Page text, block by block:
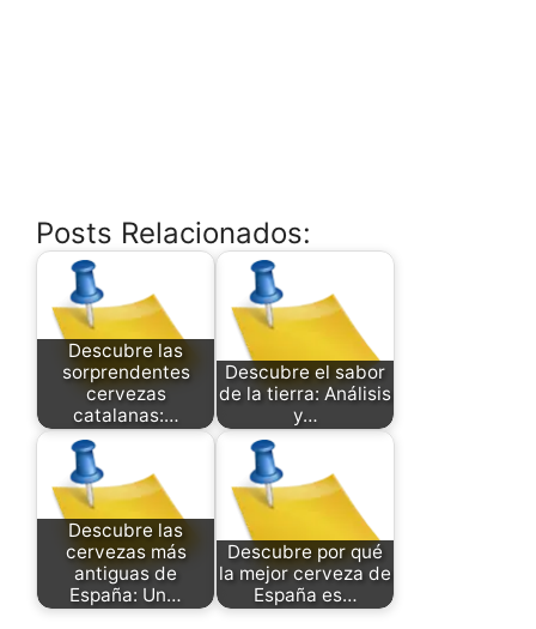
Posts Relacionados:
Descubre las
sorprendentes
cervezas
catalanas:…
Descubre el sabor
de la tierra: Análisis
y…
Descubre las
cervezas más
antiguas de
España: Un…
Descubre por qué
la mejor cerveza de
España es…